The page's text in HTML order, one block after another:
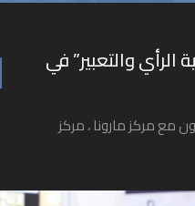
والتعبير” في
مع مركز مارونا ، مركز